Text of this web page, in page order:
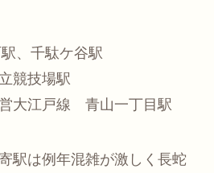
、千駄ケ谷駅
競技場駅
大江戸線 青山一丁目駅
駅は例年混雑が激しく長蛇